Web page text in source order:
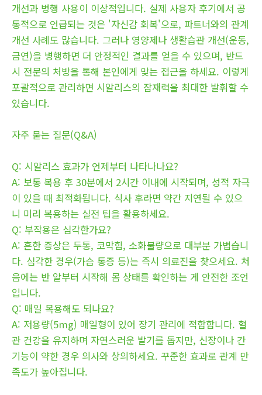
개선과 병행 사용이 이상적입니다. 실제 사용자 후기에서 공
통적으로 언급되는 것은 '자신감 회복'으로, 파트너와의 관계
개선 사례도 많습니다. 그러나 영양제나 생활습관 개선(운동,
금연)을 병행하면 더 안정적인 결과를 얻을 수 있으며, 반드
시 전문의 처방을 통해 본인에게 맞는 접근을 하세요. 이렇게
포괄적으로 관리하면 시알리스의 잠재력을 최대한 발휘할 수
있습니다.
자주 묻는 질문(Q&A)
Q: 시알리스 효과가 언제부터 나타나나요?
A: 보통 복용 후 30분에서 2시간 이내에 시작되며, 성적 자극
이 있을 때 최적화됩니다. 식사 후라면 약간 지연될 수 있으
니 미리 복용하는 실전 팁을 활용하세요.
Q: 부작용은 심각한가요?
A: 흔한 증상은 두통, 코막힘, 소화불량으로 대부분 가볍습니
다. 심각한 경우(가슴 통증 등)는 즉시 의료진을 찾으세요. 처
음에는 반 알부터 시작해 몸 상태를 확인하는 게 안전한 조언
입니다.
Q: 매일 복용해도 되나요?
A: 저용량(5mg) 매일형이 있어 장기 관리에 적합합니다. 혈
관 건강을 유지하며 자연스러운 발기를 돕지만, 신장이나 간
기능이 약한 경우 의사와 상의하세요. 꾸준한 효과로 관계 만
족도가 높아집니다.